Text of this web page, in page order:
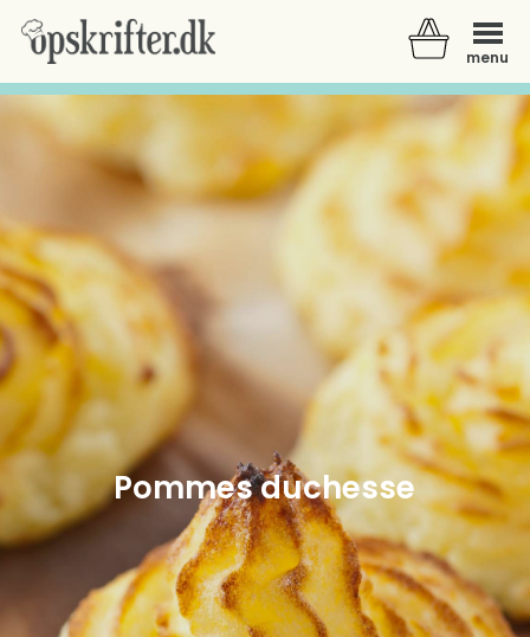
menu
Der er ingen varer i din kurv.
Pommes duchesse